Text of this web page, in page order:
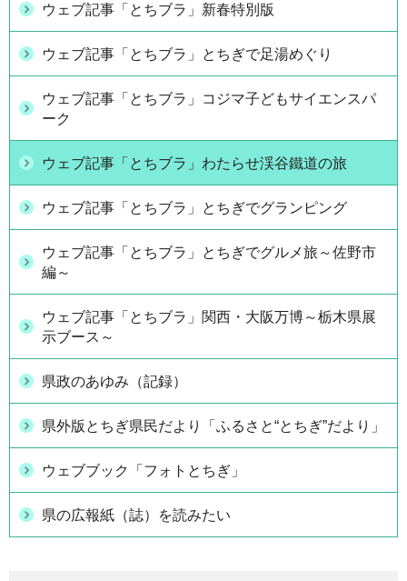
ウェブ記事「とちブラ」新春特別版
ウェブ記事「とちブラ」とちぎで足湯めぐり
ウェブ記事「とちブラ」コジマ子どもサイエンスパ
ーク
ウェブ記事「とちブラ」わたらせ渓谷鐵道の旅
ウェブ記事「とちブラ」とちぎでグランピング
ウェブ記事「とちブラ」とちぎでグルメ旅～佐野市
編～
ウェブ記事「とちブラ」関西・大阪万博～栃木県展
示ブース～
県政のあゆみ（記録）
県外版とちぎ県民だより「ふるさと“とちぎ”だより」
ウェブブック「フォトとちぎ」
県の広報紙（誌）を読みたい